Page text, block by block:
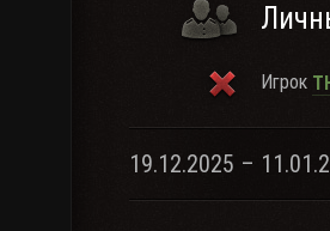
Игрок
19.12.2025 –